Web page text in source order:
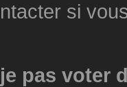
si
pas voter